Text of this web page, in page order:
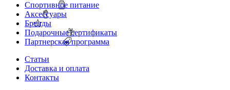
Спортивное питание
Аксессуары
Бренды
Подарочные сертификаты
Партнерская программа
Статьи
Доставка и оплата
Контакты